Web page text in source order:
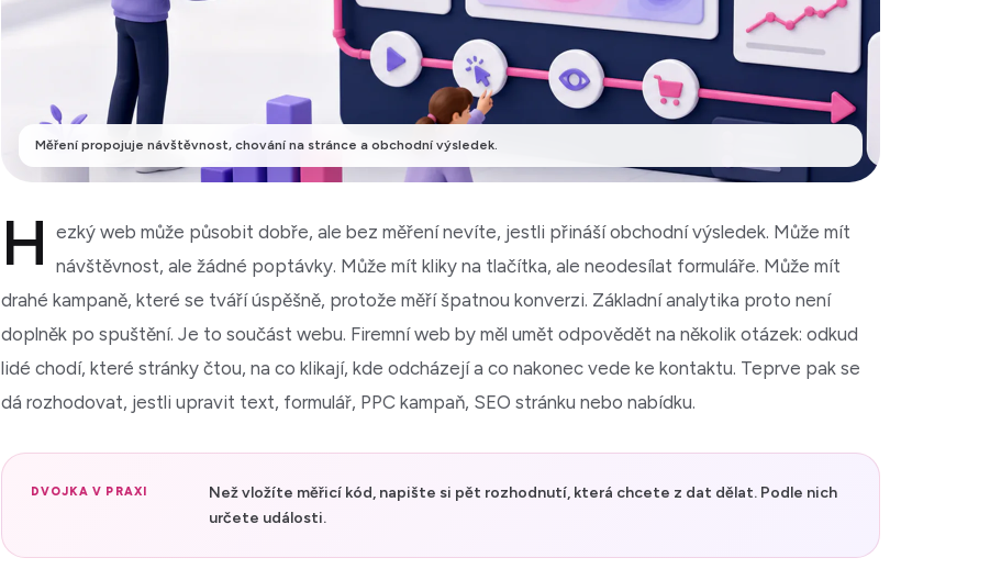
Měření propojuje návštěvnost, chování na stránce a obchodní výsledek.
H ezký web může působit dobře, ale bez měření nevíte, jestli přináší obchodní výsledek. Může mít
návštěvnost, ale žádné poptávky. Může mít kliky na tlačítka, ale neodesílat formuláře. Může mít
drahé kampaně, které se tváří úspěšně, protože měří špatnou konverzi. Základní analytika proto není
doplněk po spuštění. Je to součást webu. Firemní web by měl umět odpovědět na několik otázek: odkud
lidé chodí, které stránky čtou, na co klikají, kde odcházejí a co nakonec vede ke kontaktu. Teprve pak se
dá rozhodovat, jestli upravit text, formulář, PPC kampaň, SEO stránku nebo nabídku.
DVOJKA V PRAXI
Než vložíte měřicí kód, napište si pět rozhodnutí, která chcete z dat dělat. Podle nich
určete události.